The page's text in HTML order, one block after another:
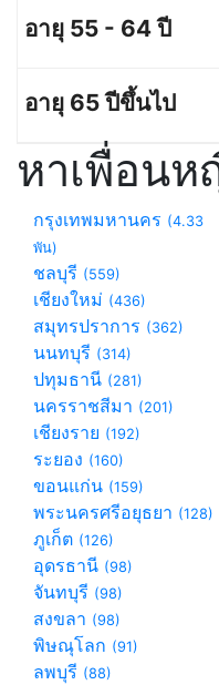
หาเพื่อนห
กรุงเทพมหานคร (4.33
พัน)
ชลบุรี (559)
เชียงใหม่ (436)
สมุทรปราการ (362)
นนทบุรี (314)
ปทุมธานี (281)
นครราชสีมา (201)
เชียงราย (192)
ระยอง (160)
ขอนแก่น (159)
พระนครศรีอยุธยา (128)
ภูเก็ต (126)
อุดรธานี (98)
จันทบุรี (98)
สงขลา (98)
พิษณุโลก (91)
ลพบุรี (88)